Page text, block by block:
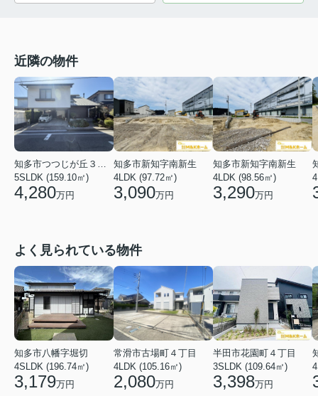
近隣の物件
知多市つつじが丘３丁目
5SLDK (159.10㎡)
4,280万円
知多市新知字南新生
4LDK (97.72㎡)
3,090万円
知多市新知字南新生
4LDK (98.56㎡)
3,290万円
よく見られている物件
知多市八幡字堀切
4SLDK (196.74㎡)
3,179万円
常滑市古場町４丁目
4LDK (105.16㎡)
2,080万円
半田市花園町４丁目
3SLDK (109.64㎡)
3,398万円